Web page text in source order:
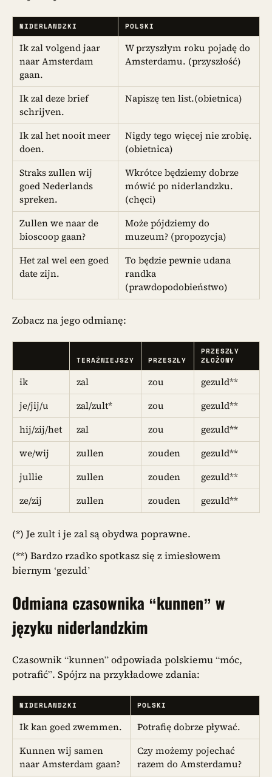
NIDERLANDZKI POLSKI
Ik zal volgend jaar
naar Amsterdam
gaan.
W przyszłym roku pojadę do
Amsterdamu. (przyszłość)
Ik zal deze brief
schrijven.
Napiszę ten list.(obietnica)
Ik zal het nooit meer
doen.
Nigdy tego więcej nie zrobię.
(obietnica)
Straks zullen wij
goed Nederlands
spreken.
Wkrótce będziemy dobrze
mówić po niderlandzku.
(chęci)
Zullen we naar de
bioscoop gaan?
Może pójdziemy do
muzeum? (propozycja)
Het zal wel een goed
date zijn.
To będzie pewnie udana
randka
(prawdopodobieństwo)
Zobacz na jego odmianę:
TERAŹNIEJSZY PRZESZŁY
PRZESZŁY
ZŁOŻONY
ik zal zou
gezuld**
je/jij/u
zal/zult* zou
gezuld**
hij/zij/het
zal zou
gezuld**
we/wij
zullen zouden
gezuld**
jullie
zullen zouden
gezuld**
ze/zij
zullen zouden gezuld**
(*) Je zult i je zal są obydwa poprawne.
(**) Bardzo rzadko spotkasz się z imiesłowem
biernym ‘gezuld’
Odmiana czasownika “kunnen” w
języku niderlandzkim
Czasownik “kunnen” odpowiada polskiemu “móc,
potrafić”. Spójrz na przykładowe zdania:
NIDERLANDZKI POLSKI
Ik kan goed zwemmen.
Potrafię dobrze pływać.
Kunnen wij samen
naar Amsterdam gaan?
Czy możemy pojechać
razem do Amsterdamu?